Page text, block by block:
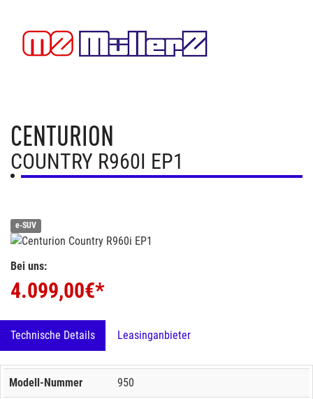
CENTURION
COUNTRY R960I EP1
e-SUV
Bei uns:
4.099,00€*
Technische Details Leasinganbieter
Modell-Nummer 950